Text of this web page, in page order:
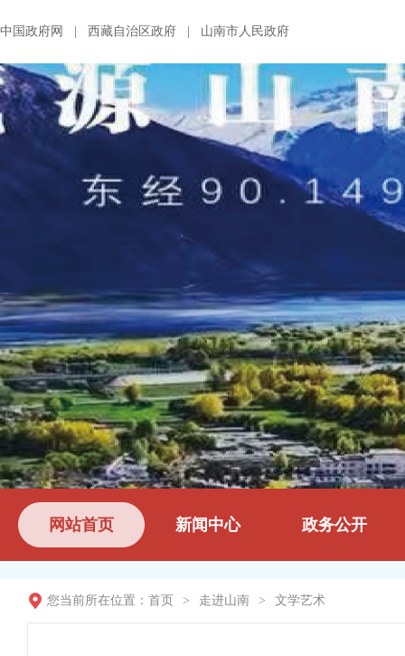
中国政府网 西藏自治区政府 山南市人民政府
网站首页 新闻中心 政务公开
您当前所在位置： 首页 > 走进山南 > 文学艺术